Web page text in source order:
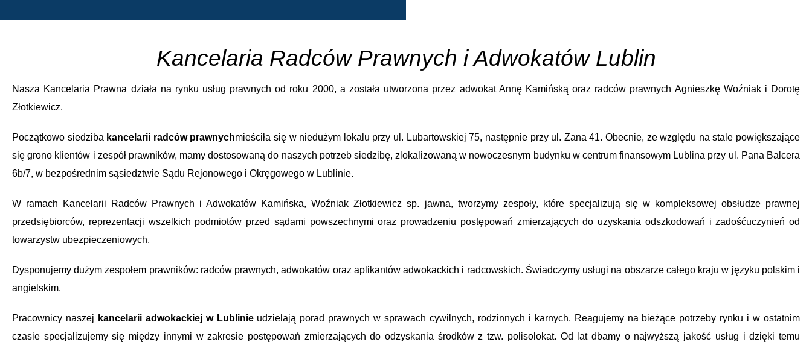
Kancelaria Radców Prawnych i Adwokatów Lublin
Nasza Kancelaria Prawna działa na rynku usług prawnych od roku 2000, a została utworzona przez adwokat Annę Kamińską oraz radców prawnych Agnieszkę Woźniak i Dorotę
Złotkiewicz.
Początkowo siedziba kancelarii radców prawnychmieściła się w niedużym lokalu przy ul. Lubartowskiej 75, następnie przy ul. Zana 41. Obecnie, ze względu na stale powiększające
się grono klientów i zespół prawników, mamy dostosowaną do naszych potrzeb siedzibę, zlokalizowaną w nowoczesnym budynku w centrum finansowym Lublina przy ul. Pana Balcera
6b/7, w bezpośrednim sąsiedztwie Sądu Rejonowego i Okręgowego w Lublinie.
W ramach Kancelarii Radców Prawnych i Adwokatów Kamińska, Woźniak Złotkiewicz sp. jawna, tworzymy zespoły, które specjalizują się w kompleksowej obsłudze prawnej
przedsiębiorców, reprezentacji wszelkich podmiotów przed sądami powszechnymi oraz prowadzeniu postępowań zmierzających do uzyskania odszkodowań i zadośćuczynień od
towarzystw ubezpieczeniowych.
Dysponujemy dużym zespołem prawników: radców prawnych, adwokatów oraz aplikantów adwokackich i radcowskich. Świadczymy usługi na obszarze całego kraju w języku polskim i
angielskim.
Pracownicy naszej kancelarii adwokackiej w Lublinieudzielają porad prawnych w sprawach cywilnych, rodzinnych i karnych. Reagujemy na bieżące potrzeby rynku i w ostatnim
czasie specjalizujemy się między innymi w zakresie postępowań zmierzających do odzyskania środków z tzw. polisolokat. Od lat dbamy o najwyższą jakość usług i dzięki temu